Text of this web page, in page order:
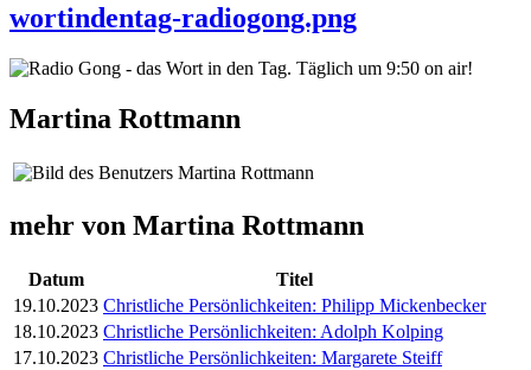
wortindentag-radiogong.png
Martina Rottmann
mehr von Martina Rottmann
Datum
Titel
19.10.2023 Christliche Persönlichkeiten: Philipp Mickenbecker
18.10.2023 Christliche Persönlichkeiten: Adolph Kolping
17.10.2023 Christliche Persönlichkeiten: Margarete Steiff